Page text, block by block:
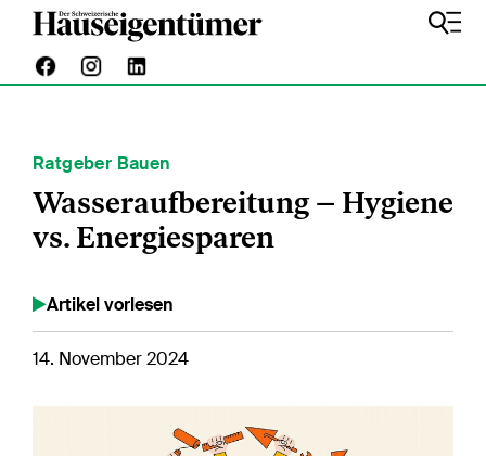
Ratgeber Bauen
Wasseraufbereitung – Hygiene
vs. Energiesparen
Artikel vorlesen
14. November 2024